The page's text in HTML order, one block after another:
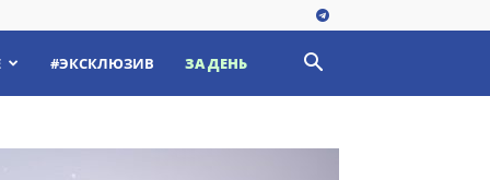
#ЭКСКЛЮЗИВ ЗА ДЕНЬ